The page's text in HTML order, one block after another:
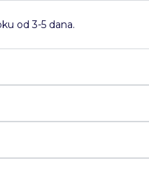
od 3-5 dana.